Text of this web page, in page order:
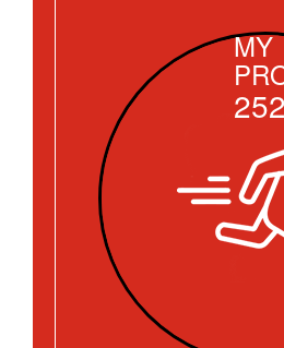
MY
252